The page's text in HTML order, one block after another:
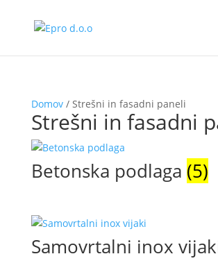
Domov/ Strešni in fasadni paneli
Strešni in fasadni
Betonska podlaga (5)
Samovrtalni inox